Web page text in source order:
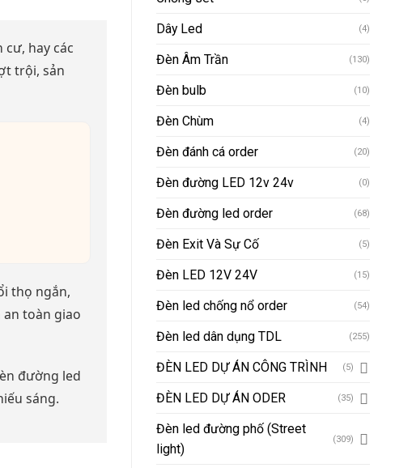
hay các
trội, sản
thọ ngắn,
an toàn giao
đường led
sáng.
Dây Led (4)
Đèn Âm Trần (130)
Đèn bulb (10)
Đèn Chùm (4)
Đèn đánh cá order (20)
Đèn đường LED 12v 24v (0)
Đèn đường led order (68)
Đèn Exit Và Sự Cố (5)
Đèn LED 12V 24V (15)
Đèn led chống nổ order (54)
Đèn led dân dụng TDL (255)
ĐÈN LED DỰ ÁN CÔNG TRÌNH (5)
ĐÈN LED DỰ ÁN ODER (35)
Đèn led đường phố (Street
light)
(309)